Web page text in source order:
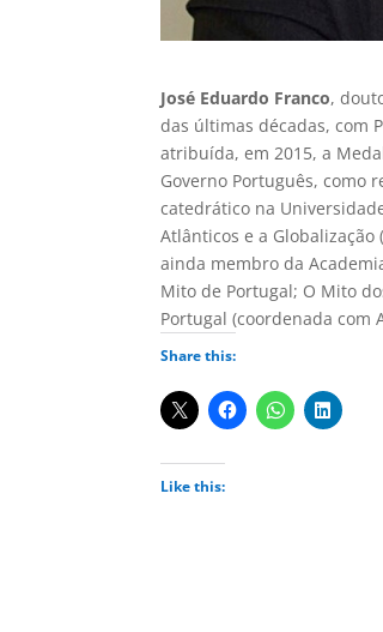
José Eduardo Franco,
das últimas décadas, com
atribuída, em 2015, a
Governo Português, como
catedrático na
Atlânticos e a Globalização
ainda membro da
Mito de Portugal; O Mito
Portugal (coordenada com
Share this:
Like this: